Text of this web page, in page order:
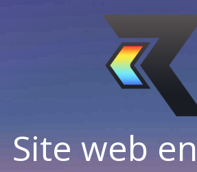
Site web